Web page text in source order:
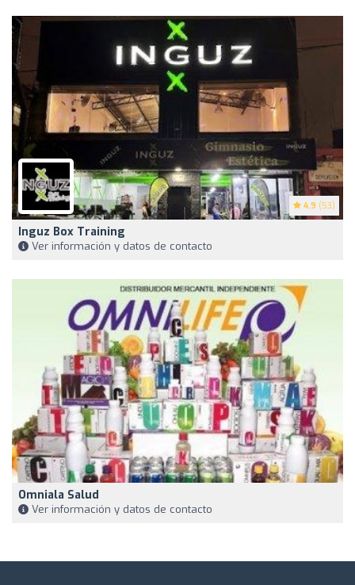
4.9 (53)
Inguz Box Training
Ver información y datos de contacto
Omniala Salud
Ver información y datos de contacto